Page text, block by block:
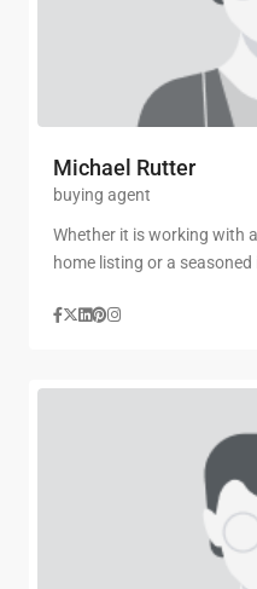
Michael Rutter
buying agent
Whether it is working with
home listing or a seasoned